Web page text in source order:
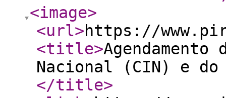
<image>
<url>https://
<title>
Nacional (CIN) e
</title>